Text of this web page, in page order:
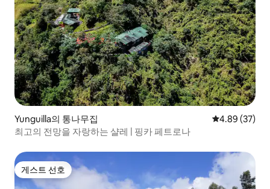
Yunguilla의 통나무집 평점 4.89점(5
4.89 (37)
최고의 전망을 자랑하는 샬레 | 핑카 페트로나
게스트 선호
게스트 선호